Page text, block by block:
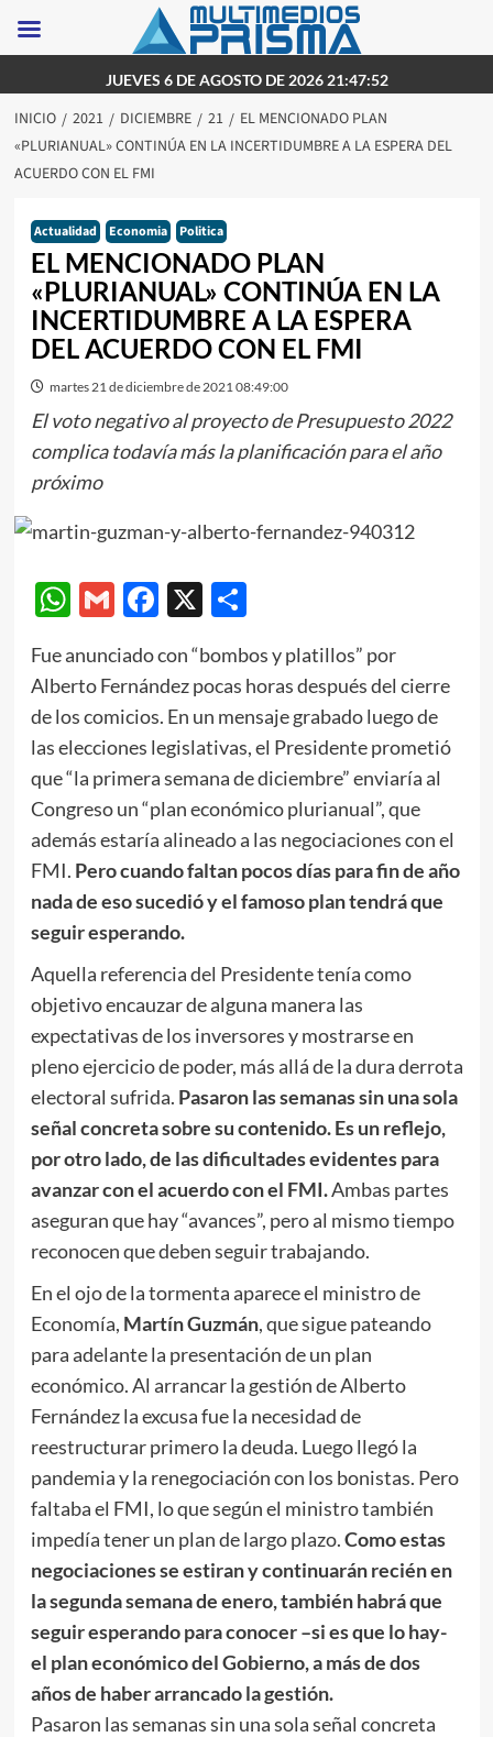
al
contenido
JUEVES 6 DE AGOSTO DE 2026 21:47:52
INICIO 2021 DICIEMBRE 21
EL MENCIONADO PLAN
«PLURIANUAL» CONTINÚA EN LA INCERTIDUMBRE A LA ESPERA DEL
ACUERDO CON EL FMI
Actualidad Economia Politica
EL MENCIONADO PLAN
«PLURIANUAL» CONTINÚA EN LA
INCERTIDUMBRE A LA ESPERA
DEL ACUERDO CON EL FMI
martes 21 de diciembre de 2021 08:49:00
El voto negativo al proyecto de Presupuesto 2022
complica todavía más la planificación para el año
próximo
WhatsApp
GmailFacebook
X Compartir
Fue anunciado con “bombos y platillos” por
Alberto Fernández pocas horas después del cierre
de los comicios. En un mensaje grabado luego de
las elecciones legislativas, el Presidente prometió
que “la primera semana de diciembre” enviaría al
Congreso un “plan económico plurianual”, que
además estaría alineado a las negociaciones con el
FMI. Pero cuando faltan pocos días para fin de año
nada de eso sucedió y el famoso plan tendrá que
seguir esperando.
Aquella referencia del Presidente tenía como
objetivo encauzar de alguna manera las
expectativas de los inversores y mostrarse en
pleno ejercicio de poder, más allá de la dura derrota
electoral sufrida. Pasaron las semanas sin una sola
señal concreta sobre su contenido. Es un reflejo,
por otro lado, de las dificultades evidentes para
avanzar con el acuerdo con el FMI.Ambas partes
aseguran que hay “avances”, pero al mismo tiempo
reconocen que deben seguir trabajando.
En el ojo de la tormenta aparece el ministro de
Economía, Martín Guzmán, que sigue pateando
para adelante la presentación de un plan
económico. Al arrancar la gestión de Alberto
Fernández la excusa fue la necesidad de
reestructurar primero la deuda. Luego llegó la
pandemia y la renegociación con los bonistas. Pero
faltaba el FMI, lo que según el ministro también
impedía tener un plan de largo plazo.Como estas
negociaciones se estiran y continuarán recién en
la segunda semana de enero, también habrá que
seguir esperando para conocer –si es que lo hay-
el plan económico del Gobierno, a más de dos
años de haber arrancado la gestión.
Pasaron las semanas sin una sola señal concreta